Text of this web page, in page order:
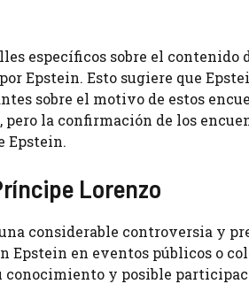
específicos sobre el contenido
Epstein. Esto sugiere que
sobre el motivo de estos
la confirmación de los
Epstein.
Lorenzo
considerable controversia y
Epstein en eventos públicos o
conocimiento y posible